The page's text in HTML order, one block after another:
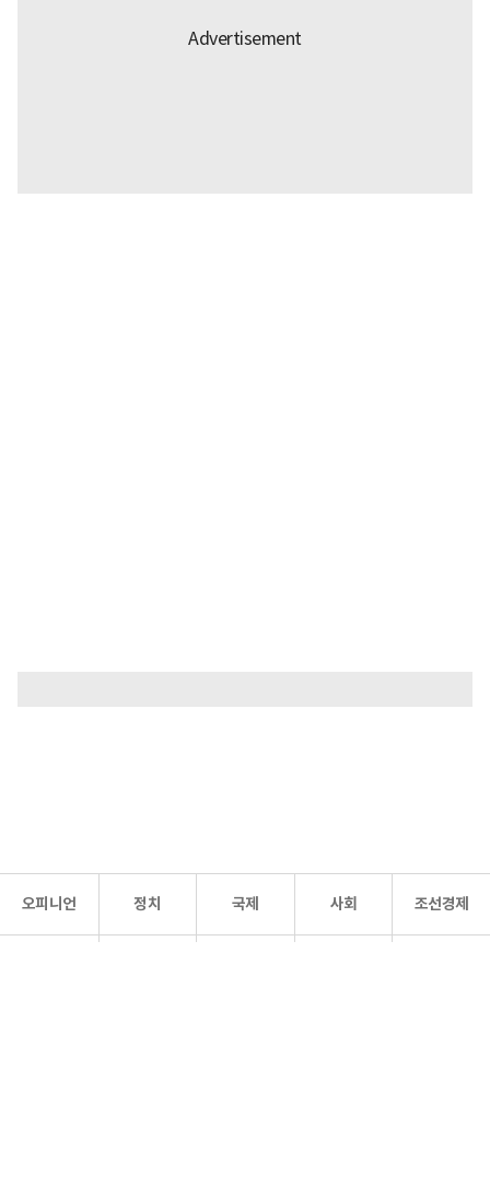
오피니언 정치 국제 사회 조선경제